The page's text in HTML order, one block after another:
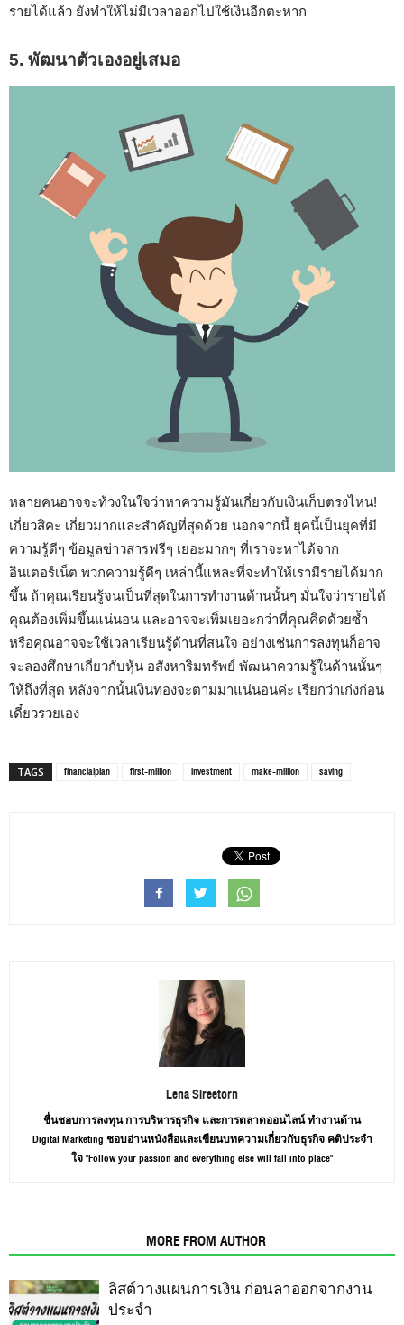
รายได้แล้ว ยังทำให้ไม่มีเวลาออกไปใช้เงินอีกตะหาก
5. พัฒนาตัวเองอยู่เสมอ
หลายคนอาจจะท้วงในใจว่าหาความรู้มันเกี่ยวกับเงินเก็บตรงไหน!
เกี่ยวสิคะ เกี่ยวมากและสำคัญที่สุดด้วย นอกจากนี้ ยุคนี้เป็นยุคที่มี
ความรู้ดีๆ ข้อมูลข่าวสารฟรีๆ เยอะมากๆ ที่เราจะหาได้จาก
อินเตอร์เน็ต พวกความรู้ดีๆ เหล่านี้แหละที่จะทำให้เรามีรายได้มาก
ขึ้น ถ้าคุณเรียนรู้จนเป็นที่สุดในการทำงานด้านนั้นๆ มั่นใจว่ารายได้
คุณต้องเพิ่มขึ้นแน่นอน และอาจจะเพิ่มเยอะกว่าที่คุณคิดด้วยซ้ำ
หรือคุณอาจจะใช้เวลาเรียนรู้ด้านที่สนใจ อย่างเช่นการลงทุนก็อาจ
จะลองศึกษาเกี่ยวกับหุ้น อสังหาริมทรัพย์ พัฒนาความรู้ในด้านนั้นๆ
ให้ถึงที่สุด หลังจากนั้นเงินทองจะตามมาแน่นอนค่ะ เรียกว่าเก่งก่อน
เดี๋ยวรวยเอง
TAGS financialplan first-million investment make-million saving
Lena Sireetorn
ชื่นชอบการลงทุน การบริหารธุรกิจ และการตลาดออนไลน์ ทำงานด้าน
Digital Marketing ชอบอ่านหนังสือและเขียนบทความเกี่ยวกับธุรกิจ คติประจำ
ใจ "Follow your passion and everything else will fall into place"
MORE FROM AUTHOR
ลิสต์วางแผนการเงิน ก่อนลาออกจากงาน
ประจำ